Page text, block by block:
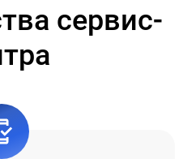
сервис-